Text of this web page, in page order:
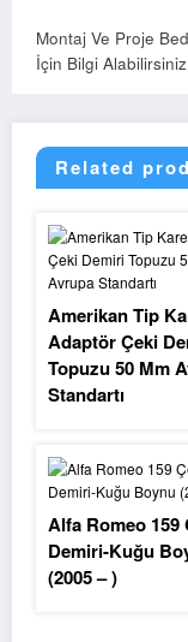
Montaj Ve Proje
İçin Bilgi
Related
Amerikan Tip
Adaptör Çeki
Topuzu 50 Mm
Standartı
Alfa Romeo 159
Demiri-Kuğu
(2005 – )